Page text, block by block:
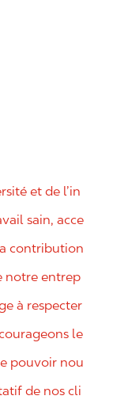
et de l’in
sain, acce
contribution
notre entrep
à respecter
le
pouvoir nou
de nos cli